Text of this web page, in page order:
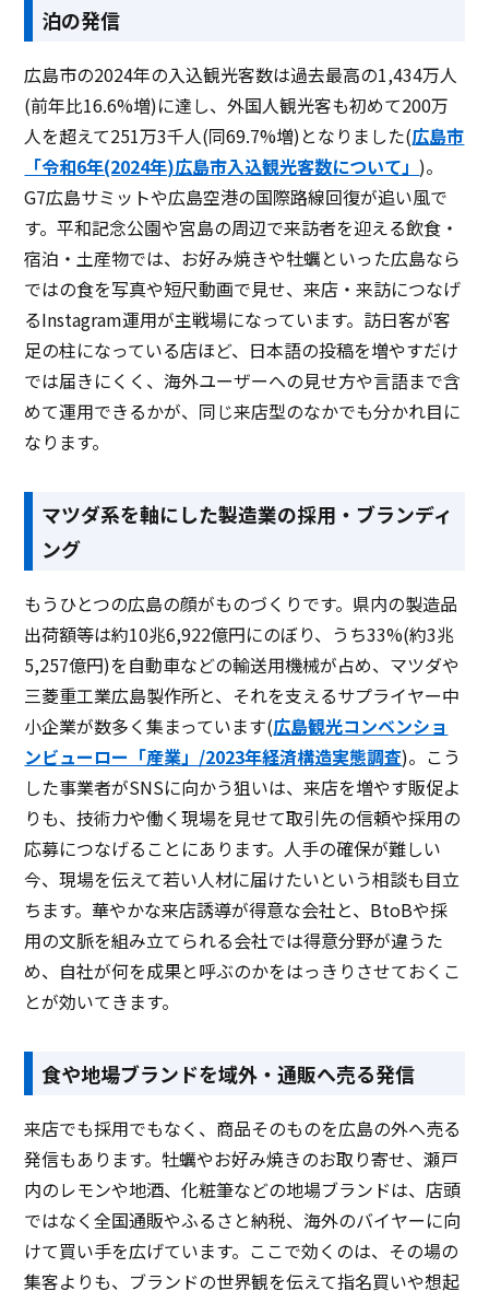
泊の発信
広島市の2024年の入込観光客数は過去最高の1,434万人
(前年比16.6%増)に達し、外国人観光客も初めて200万
人を超えて251万3千人(同69.7%増)となりました(広島市
「令和6年(2024年)広島市入込観光客数について」)。
G7広島サミットや広島空港の国際路線回復が追い風で
す。平和記念公園や宮島の周辺で来訪者を迎える飲食・
宿泊・土産物では、お好み焼きや牡蠣といった広島なら
ではの食を写真や短尺動画で見せ、来店・来訪につなげ
るInstagram運用が主戦場になっています。訪日客が客
足の柱になっている店ほど、日本語の投稿を増やすだけ
では届きにくく、海外ユーザーへの見せ方や言語まで含
めて運用できるかが、同じ来店型のなかでも分かれ目に
なります。
マツダ系を軸にした製造業の採用・ブランディ
ング
もうひとつの広島の顔がものづくりです。県内の製造品
出荷額等は約10兆6,922億円にのぼり、うち33%(約3兆
5,257億円)を自動車などの輸送用機械が占め、マツダや
三菱重工業広島製作所と、それを支えるサプライヤー中
小企業が数多く集まっています(広島観光コンベンショ
ンビューロー「産業」/2023年経済構造実態調査)。こう
した事業者がSNSに向かう狙いは、来店を増やす販促よ
りも、技術力や働く現場を見せて取引先の信頼や採用の
応募につなげることにあります。人手の確保が難しい
今、現場を伝えて若い人材に届けたいという相談も目立
ちます。華やかな来店誘導が得意な会社と、BtoBや採
用の文脈を組み立てられる会社では得意分野が違うた
め、自社が何を成果と呼ぶのかをはっきりさせておくこ
とが効いてきます。
食や地場ブランドを域外・通販へ売る発信
来店でも採用でもなく、商品そのものを広島の外へ売る
発信もあります。牡蠣やお好み焼きのお取り寄せ、瀬戸
内のレモンや地酒、化粧筆などの地場ブランドは、店頭
ではなく全国通販やふるさと納税、海外のバイヤーに向
けて買い手を広げています。ここで効くのは、その場の
集客よりも、ブランドの世界観を伝えて指名買いや想起